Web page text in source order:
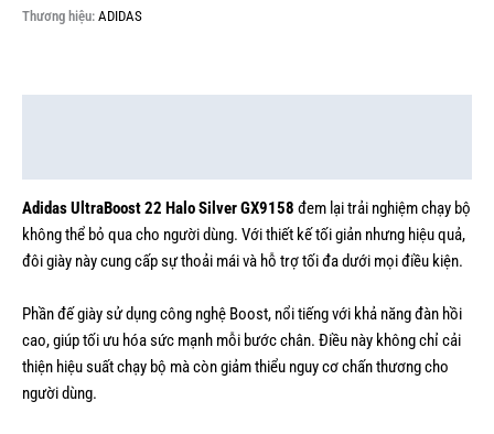
Thương hiệu: ADIDAS
Adidas UltraBoost 22 Halo Silver GX9158 đem lại trải nghiệm chạy bộ
không thể bỏ qua cho người dùng. Với thiết kế tối giản nhưng hiệu quả,
đôi giày này cung cấp sự thoải mái và hỗ trợ tối đa dưới mọi điều kiện.
Phần đế giày sử dụng công nghệ Boost, nổi tiếng với khả năng đàn hồi
cao, giúp tối ưu hóa sức mạnh mỗi bước chân. Điều này không chỉ cải
thiện hiệu suất chạy bộ mà còn giảm thiểu nguy cơ chấn thương cho
người dùng.